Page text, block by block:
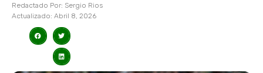
Redactado Por: Sergio Rios
Actualizado: Abril 8, 2026